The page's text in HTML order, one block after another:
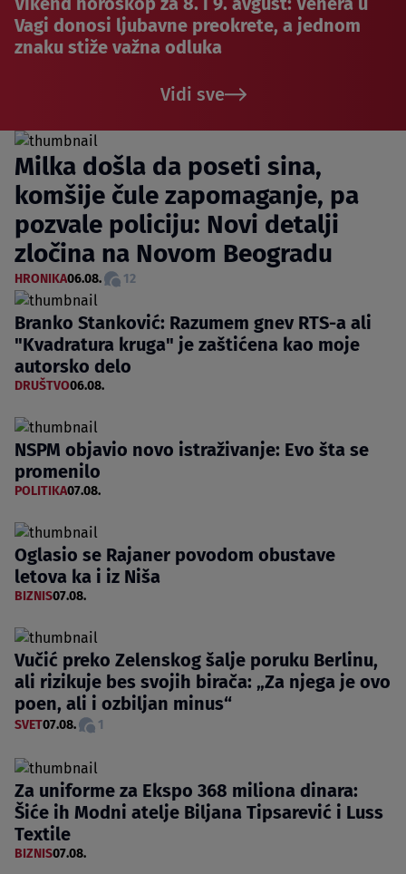
Vagi donosi ljubavne preokrete, a jednom
znaku stiže važna odluka
Vidi sve
Milka došla da poseti sina,
komšije čule zapomaganje, pa
pozvale policiju: Novi detalji
zločina na Novom Beogradu
HRONIKA06.08. 12
Branko Stanković: Razumem gnev RTS-a ali
"Kvadratura kruga" je zaštićena kao moje
autorsko delo
DRUŠTVO06.08.
NSPM objavio novo istraživanje: Evo šta se
promenilo
POLITIKA07.08.
Oglasio se Rajaner povodom obustave
letova ka i iz Niša
BIZNIS07.08.
Vučić preko Zelenskog šalje poruku Berlinu,
ali rizikuje bes svojih birača: „Za njega je ovo
poen, ali i ozbiljan minus“
SVET07.08. 1
Za uniforme za Ekspo 368 miliona dinara:
Šiće ih Modni atelje Biljana Tipsarević i Luss
Textile
BIZNIS07.08.